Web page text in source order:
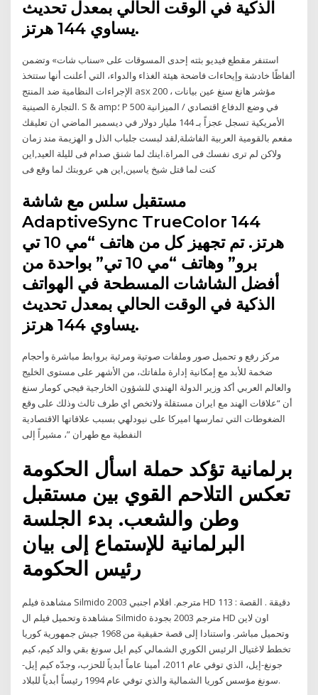
الذكية في الوقت الحالي بمعدل تحديث
يساوي 144 هرتز.
استنفر مقطع فيديو بثته إحدى المسوقات على «سناب شات» وتضمن
ألفاظًا خادشة وإيحاءات فاضحة هيئة الغذاء والدواء، التي أعلنت أنها ستتخذ
الإجراءات النظامية ضد المنتج asx 200 ، مؤشر هانغ سنغ عين بيانات
التجارة الصينية. S & amp؛ P 500 في وضع الدفاع اقتصادي / الميزانية
الأمريكية تسجل عجزاً بـ 144 مليار دولار في ديسمبر الماضي ان تعليقك
مفعم بالقومية العربية الفاشلة,لقد لبست جلباب الذل و الهزيمة مند زمان
ولاكن لم ترى نفسك فى المراة.اينك لما شنق صدام فى لليلة العيد,اين
كنت لما قتل شيخ ياسين,اين هي عروبتك لما وقع فى
مستقبل سلس مع شاشة
AdaptiveSync TrueColor 144
هرتز. تم تجهيز كل من هاتف “مي 10 تي
برو” وهاتف “مي 10 تي” بواحدة من
أفضل الشاشات المسطحة في الهواتف
الذكية في الوقت الحالي بمعدل تحديث
يساوي 144 هرتز.
مركز رفع و تحميل صور وملفات صوتية ومرئية بروابط مباشرة وأحجام
ضخمة للأبد مع إمكانية إدارة ملفاتك، من الأشهر على مستوى الخليج
والعالم العربي أكد وزير الدولة الهندي للشؤون الخارجية فيجي كومار سنغ
أن “علاقات الهند مع ايران مستقلة ولاتخص اي طرف ثالث وذلك على وقع
الضغوطات التي تمارسها اميركا على نيودلهي بسبب علاقاتها الاقتصادية
النفطية مع طهران ”، مشيراً إلى
برلمانية تؤكد حملة اسأل الحكومة
تعكس التلاحم القوي بين مستقبل
وطن والشعب. بدء الجلسة
البرلمانية للإستماع إلى بيان
رئيس الحكومة
مشاهدة فيلم Silmido 2003 مترجم. افلام اجنبي HD 113 دقيقة . القصة :
مشاهدة وتحميل فيلم ال Silmido مترجم 2003 بجودة HD اون لاين
وتحميل مباشر. واستنادا إلى قصة حقيقية من 1968 جيش جمهورية كوريا
تخطط لاغتيال الرئيس الكوري الشمالي كيم ايل سونغ بقي والد كيم، كيم
جونغ-إيل، الذي توفي عام 2011، أمينا عاماً أبدياً للحزب، وجدّه كيم إيل-
سونغ مؤسس كوريا الشمالية والذي توفي عام 1994 رئيساً أبدياً للبلاد.